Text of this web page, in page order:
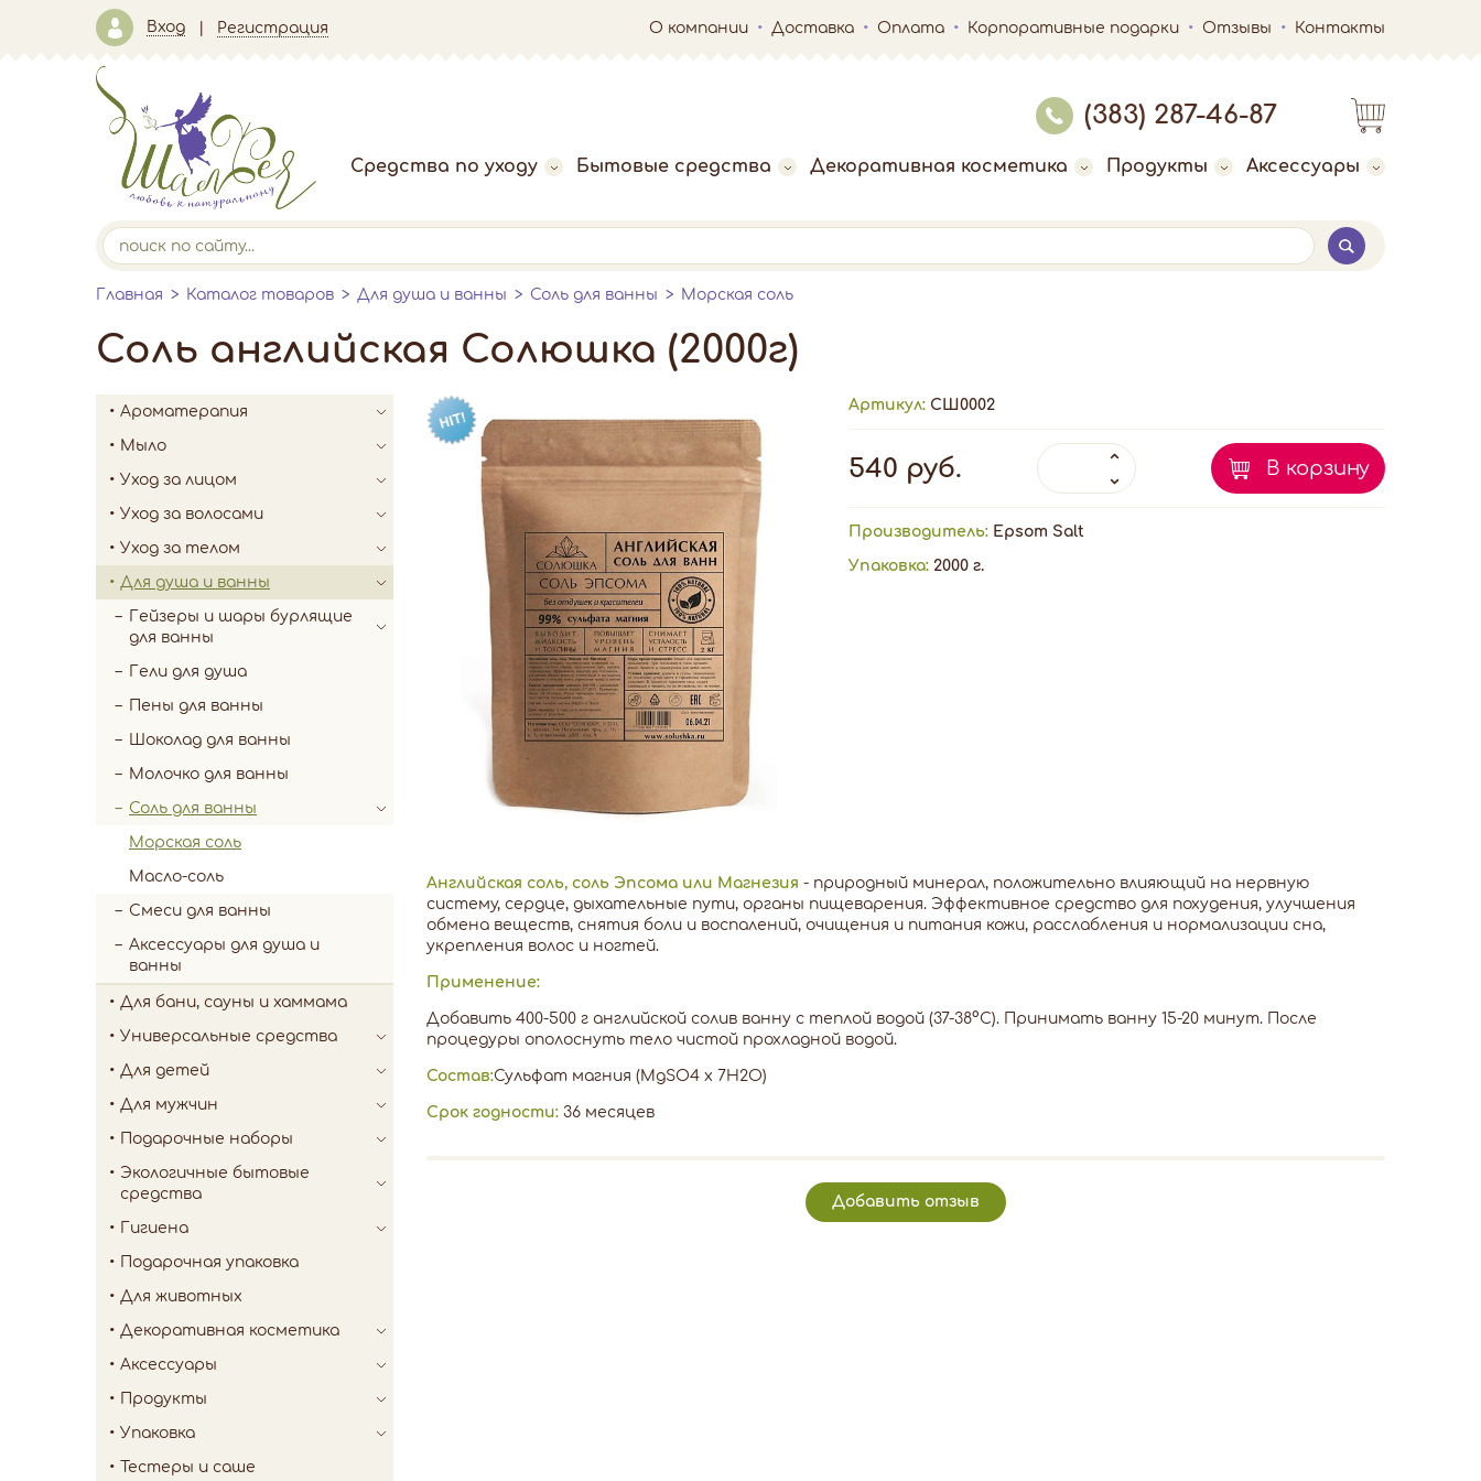
Вход Регистрация О компании Доставка Оплата Корпоративные подарки Отзывы Контакты
(383) 287-46-87
Средства по уходу Бытовые средства Декоративная косметика Продукты Аксессуары
Главная Каталог товаров Для душа и ванны Соль для ванны Морская соль
Соль английская Солюшка (2000г)
Ароматерапия
Мыло
Уход за лицом
Уход за волосами
Уход за телом
Для душа и ванны
Гейзеры и шары бурлящие
для ванны
Гели для душа
Пены для ванны
Шоколад для ванны
Молочко для ванны
Соль для ванны
Морская соль
Масло-соль
Смеси для ванны
Аксессуары для душа и
ванны
Для бани, сауны и хаммама
Универсальные средства
Для детей
Для мужчин
Подарочные наборы
Экологичные бытовые
средства
Гигиена
Подарочная упаковка
Для животных
Декоративная косметика
Аксессуары
Продукты
Упаковка
Тестеры и саше
Артикул:СШ0002
540 руб. В корзину
Производитель: Epsom Salt
Упаковка:2000 г.
Английская соль, соль Эпсома или Магнезия - природный минерал, положительно влияющий на нервную
систему, сердце, дыхательные пути, органы пищеварения. Эффективное средство для похудения, улучшения
обмена веществ, снятия боли и воспалений, очищения и питания кожи, расслабления и нормализации сна,
укрепления волос и ногтей.
Применение:
Добавить 400-500 г английской солив ванну с теплой водой (37-38°С). Принимать ванну 15-20 минут. После
процедуры ополоснуть тело чистой прохладной водой.
Состав:Сульфат магния (MgSO4 х 7H2O)
Срок годности: 36 месяцев
Добавить отзыв